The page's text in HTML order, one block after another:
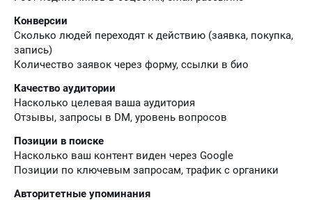
Конверсии
Сколько людей переходят к действию (заявка, покупка,
запись)
Количество заявок через форму, ссылки в био
Качество аудитории
Насколько целевая ваша аудитория
Отзывы, запросы в DM, уровень вопросов
Позиции в поиске
Насколько ваш контент виден через Google
Позиции по ключевым запросам, трафик с органики
Авторитетные упоминания